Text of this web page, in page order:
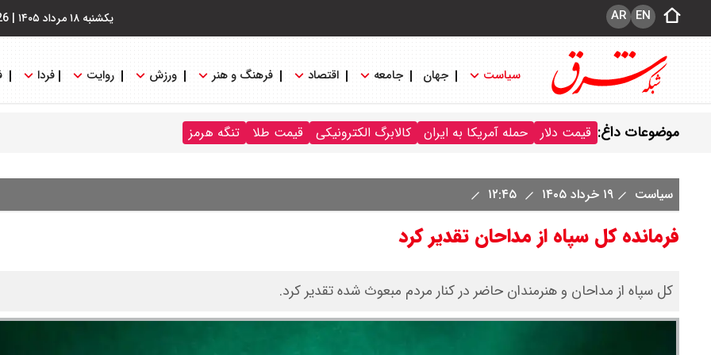
یکشنبه ۱۸ مرداد ۱۴۰۵ | EN
AR
سیاست جهان جامعه اقتصاد فرهنگ و هنر ورزش روایت فردا
موضوعات داغ: قیمت دلار حمله آمریکا به ایران کالابرگ الکترونیکی قیمت طلا تنگه هرمز
سیاست ۱۹ خرداد ۱۴۰۵
فرمانده کل سپاه از مداحان تقدیر کرد
کل سپاه از مداحان و هنرمندان حاضر در کنار مردم مبعوث شده تقدیر کرد.